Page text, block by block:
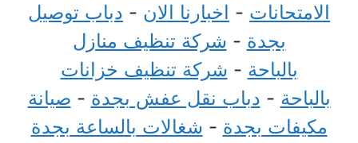
الامتحانات - اخبارنا الان - دباب توصيل
بجدة - شركة تنظيف منازل
بالباحة - شركة تنظيف خزانات
بالباحة - دباب نقل عفش بجدة - صيانة
مكيفات بجدة - شغالات بالساعة بجدة